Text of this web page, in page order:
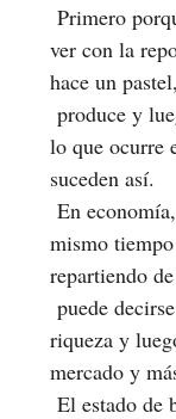
Primero
ver con la
hace un
produce y
lo que ocurre
suceden así.
En
mismo
repartiendo
puede
riqueza y
mercado y
El estado de